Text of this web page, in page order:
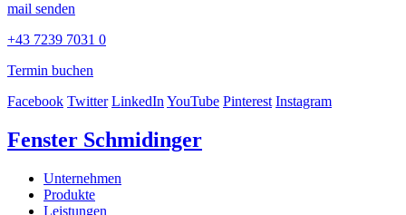
mail senden
+43 7239 7031 0
Termin buchen
Facebook Twitter LinkedInYouTube Pinterest Instagram
Fenster Schmidinger
Unternehmen
Produkte
Leistungen